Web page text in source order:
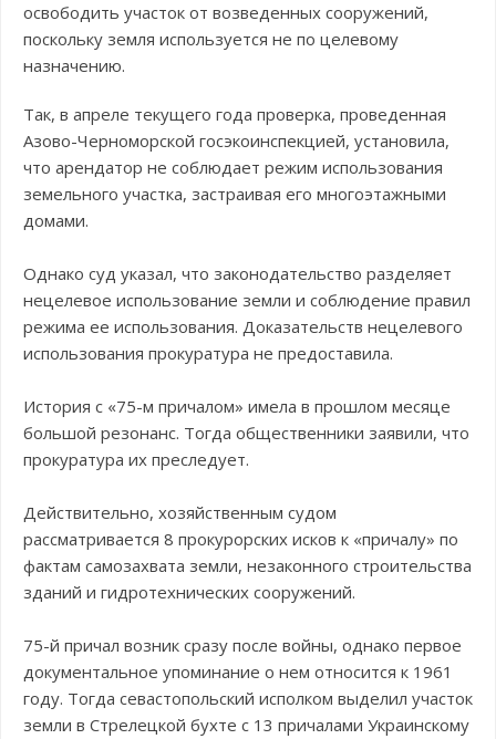
освободить участок от возведенных сооружений,
поскольку земля используется не по целевому
назначению.
Так, в апреле текущего года проверка, проведенная
Азово-Черноморской госэкоинспекцией, установила,
что арендатор не соблюдает режим использования
земельного участка, застраивая его многоэтажными
домами.
Однако суд указал, что законодательство разделяет
нецелевое использование земли и соблюдение правил
режима ее использования. Доказательств нецелевого
использования прокуратура не предоставила.
История с «75-м причалом» имела в прошлом месяце
большой резонанс. Тогда общественники заявили, что
прокуратура их преследует.
Действительно, хозяйственным судом
рассматривается 8 прокурорских исков к «причалу» по
фактам самозахвата земли, незаконного строительства
зданий и гидротехнических сооружений.
75-й причал возник сразу после войны, однако первое
документальное упоминание о нем относится к 1961
году. Тогда севастопольский исполком выделил участок
земли в Стрелецкой бухте с 13 причалами Украинскому